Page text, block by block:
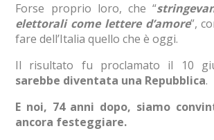
Forse proprio loro, che “
elettorali come lettere d’amore”,
fare dell’Italia quello che è oggi.
Il risultato fu proclamato il 10
sarebbe diventata una Repubblica.
E noi, 74 anni dopo, siamo
ancora festeggiare.